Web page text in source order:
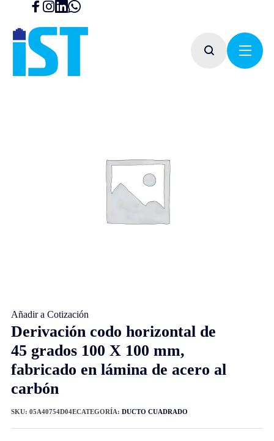
Derivación codo horizontal de
45 grados 100 X 100 mm,
fabricado en lámina de acero al
carbón
Añadir a Cotización
SKU: 05A40754D04ECATEGORÍA: DUCTO CUADRADO